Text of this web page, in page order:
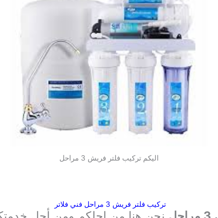
اليكم تركيب فلتر فريش 3 مراحل
تركيب فلتر فريش 3 مراحل فني فلاتر